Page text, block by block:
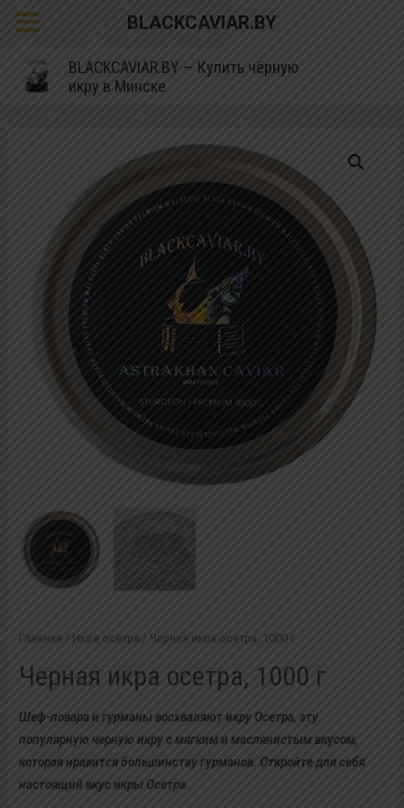
BLACKCAVIAR.BY — Купить чёрную
икру в Минске
Главная / Икра осётра / Черная икра осетра, 1000 г
Черная икра осетра, 1000 г
Шеф-повара и гурманы восхваляют икру Осетра, эту
популярную черную икру с мягким и маслянистым вкусом,
которая нравится большинству гурманов. Откройте для себя
настоящий вкус икры Осетра.
BLACKCAVIAR.BY